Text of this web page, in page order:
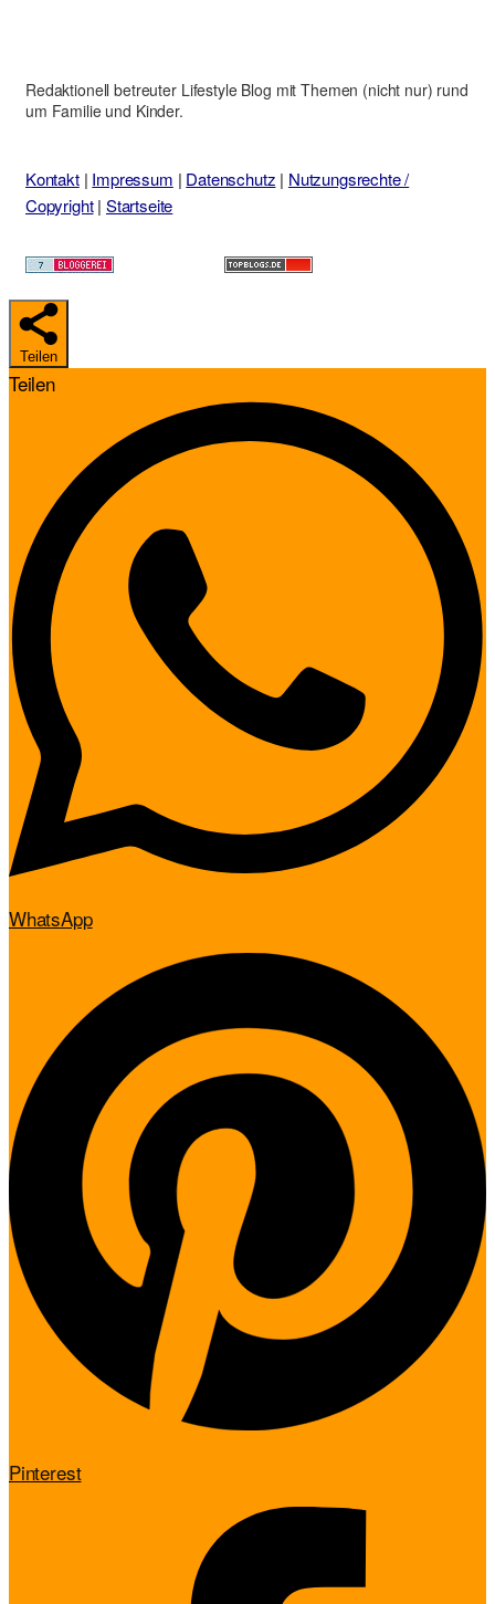
Redaktionell betreuter Lifestyle Blog mit Themen (nicht nur) rund
um Familie und Kinder.
Kontakt| Impressum | Datenschutz | Nutzungsrechte /
Copyright| Startseite
Teilen
Teilen
WhatsApp
Pinterest